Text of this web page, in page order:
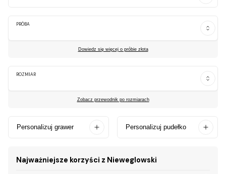
PRÓBA
Dowiedz się więcej o próbie złota
ROZMIAR
Zobacz przewodnik po rozmiarach
Personalizuj grawer Personalizuj pudełko
Najważniejsze korzyści z Nieweglowski